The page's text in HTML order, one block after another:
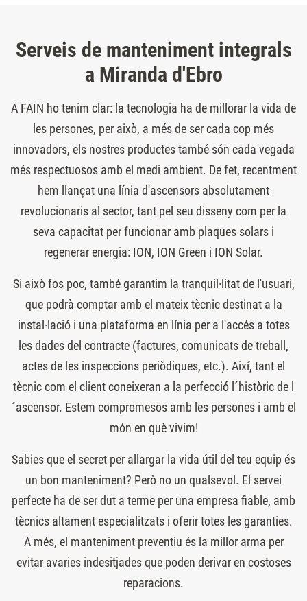
Serveis de manteniment integrals
a Miranda d'Ebro
A FAIN ho tenim clar: la tecnologia ha de millorar la vida de
les persones, per això, a més de ser cada cop més
innovadors, els nostres productes també són cada vegada
més respectuosos amb el medi ambient. De fet, recentment
hem llançat una línia d'ascensors absolutament
revolucionaris al sector, tant pel seu disseny com per la
seva capacitat per funcionar amb plaques solars i
regenerar energia: ION, ION Green i ION Solar.
Si això fos poc, també garantim la tranquil·litat de l'usuari,
que podrà comptar amb el mateix tècnic destinat a la
instal·lació i una plataforma en línia per a l'accés a totes
les dades del contracte (factures, comunicats de treball,
actes de les inspeccions periòdiques, etc.). Així, tant el
tècnic com el client coneixeran a la perfecció l´històric de l
´ascensor. Estem compromesos amb les persones i amb el
món en què vivim!
Sabies que el secret per allargar la vida útil del teu equip és
un bon manteniment? Però no un qualsevol. El servei
perfecte ha de ser dut a terme per una empresa fiable, amb
tècnics altament especialitzats i oferir totes les garanties.
A més, el manteniment preventiu és la millor arma per
evitar avaries indesitjades que poden derivar en costoses
reparacions.